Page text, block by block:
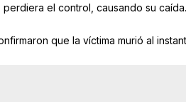
el control, causando su
que la víctima murió al